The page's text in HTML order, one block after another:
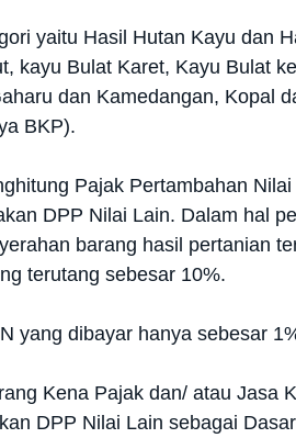
yaitu Hasil Hutan Kayu dan
kayu Bulat Karet, Kayu Bulat
dan Kamedangan, Kopal
BKP).
Pajak Pertambahan
DPP Nilai Lain. Dalam hal
barang hasil pertanian
terutang sebesar 10%.
yang dibayar hanya sebesar
Kena Pajak dan/ atau Jasa
DPP Nilai Lain sebagai